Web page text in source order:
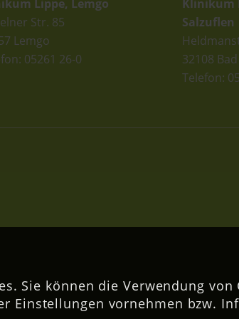
Lippe, Lemgo
Str. 85
Lemgo
05261 26-0
Klinikum
Salzuflen
32108
Telefon:
Sie können die Verwendung
Einstellungen vornehmen bzw.